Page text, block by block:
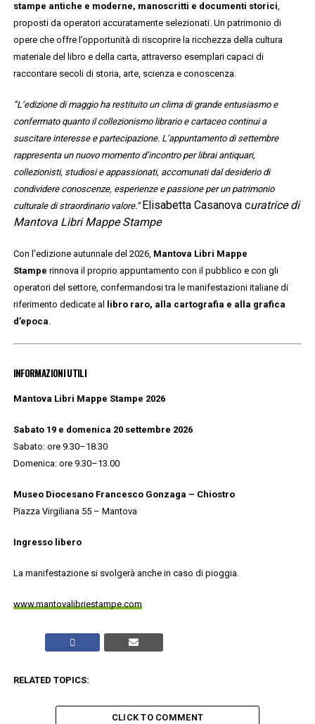
stampe antiche e moderne, manoscritti e documenti storici,
proposti da operatori accuratamente selezionati. Un patrimonio di
opere che offre l’opportunità di riscoprire la ricchezza della cultura
materiale del libro e della carta, attraverso esemplari capaci di
raccontare secoli di storia, arte, scienza e conoscenza.
“L’edizione di maggio ha restituito un clima di grande entusiasmo e
confermato quanto il collezionismo librario e cartaceo continui a
suscitare interesse e partecipazione. L’appuntamento di settembre
rappresenta un nuovo momento d’incontro per librai antiquari,
collezionisti, studiosi e appassionati, accomunati dal desiderio di
condividere conoscenze, esperienze e passione per un patrimonio
culturale di straordinario valore.” Elisabetta Casanova curatrice di
Mantova Libri Mappe Stampe
Con l’edizione autunnale del 2026, Mantova Libri Mappe
Stampe rinnova il proprio appuntamento con il pubblico e con gli
operatori del settore, confermandosi tra le manifestazioni italiane di
riferimento dedicate al
libro raro, alla cartografia e alla grafica
d’epoca.
INFORMAZIONI UTILI
Mantova Libri Mappe Stampe 2026
Sabato 19 e domenica 20 settembre 2026
Sabato: ore 9.30–18.30
Domenica: ore 9.30–13.00
Museo Diocesano Francesco Gonzaga – Chiostro
Piazza Virgiliana 55 – Mantova
Ingresso libero
La manifestazione si svolgerà anche in caso di pioggia.
www.mantovalibriestampe.com
RELATED TOPICS:
CLICK TO COMMENT